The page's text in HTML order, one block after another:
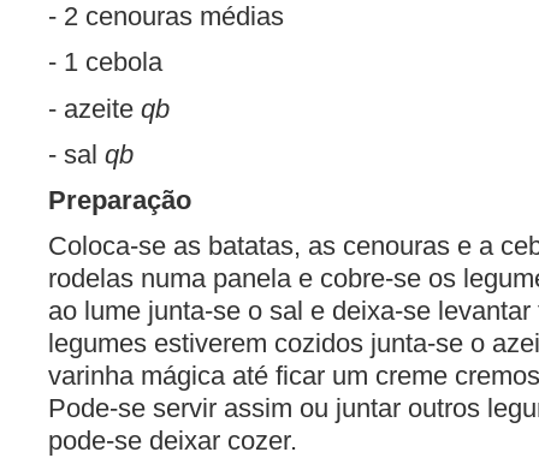
- 2 cenouras médias
- 1 cebola
- azeite qb
- sal qb
Preparação
Coloca-se as batatas, as cenouras e a
rodelas numa panela e cobre-se os
ao lume junta-se o sal e deixa-se
legumes estiverem cozidos junta-se o
varinha mágica até ficar um creme
Pode-se servir assim ou juntar outros
pode-se deixar cozer.